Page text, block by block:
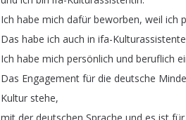
Ich habe mich dafür beworben, weil ich
Das habe ich auch in ifa-
Ich habe mich persönlich und beruflich
Das Engagement für die deutsche
Kultur stehe,